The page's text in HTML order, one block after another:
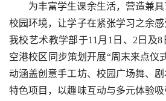
为丰富学生课余生活，营造兼
校园环境，让学子在紧张学习之余感
我校艺术教学部于11月1日、2日及
空港校区同步策划开展“周末来点仪
动涵盖创意手工坊、校园广场舞、
特色项目，以趣味互动与多元体验吸